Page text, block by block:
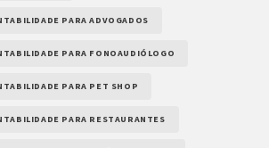
PARA ADVOGADOS
PARA FONOAUDIÓLOGO
PARA PET SHOP
PARA RESTAURANTES